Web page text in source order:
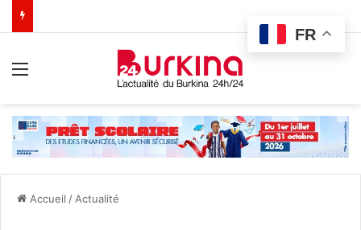
Accueil / Actualité
FR